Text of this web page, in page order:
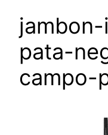
pata-
campo-